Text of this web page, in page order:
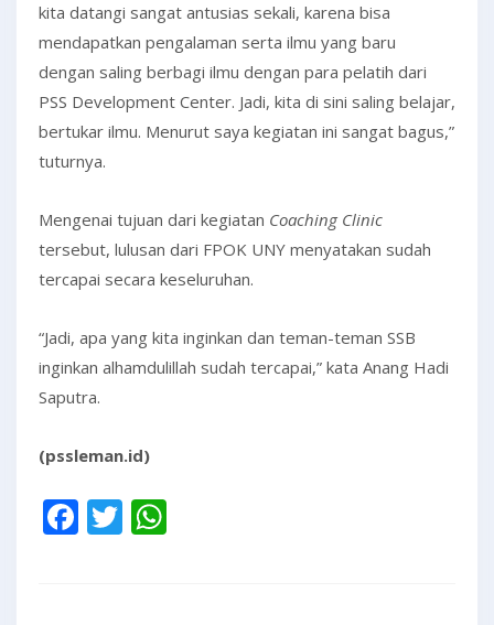
kita datangi sangat antusias sekali, karena bisa
mendapatkan pengalaman serta ilmu yang baru
dengan saling berbagi ilmu dengan para pelatih dari
PSS Development Center. Jadi, kita di sini saling belajar,
bertukar ilmu. Menurut saya kegiatan ini sangat bagus,”
tuturnya.
Mengenai tujuan dari kegiatan Coaching Clinic
tersebut, lulusan dari FPOK UNY menyatakan sudah
tercapai secara keseluruhan.
“Jadi, apa yang kita inginkan dan teman-teman SSB
inginkan alhamdulillah sudah tercapai,” kata Anang Hadi
Saputra.
(pssleman.id)
Facebook
Twitter